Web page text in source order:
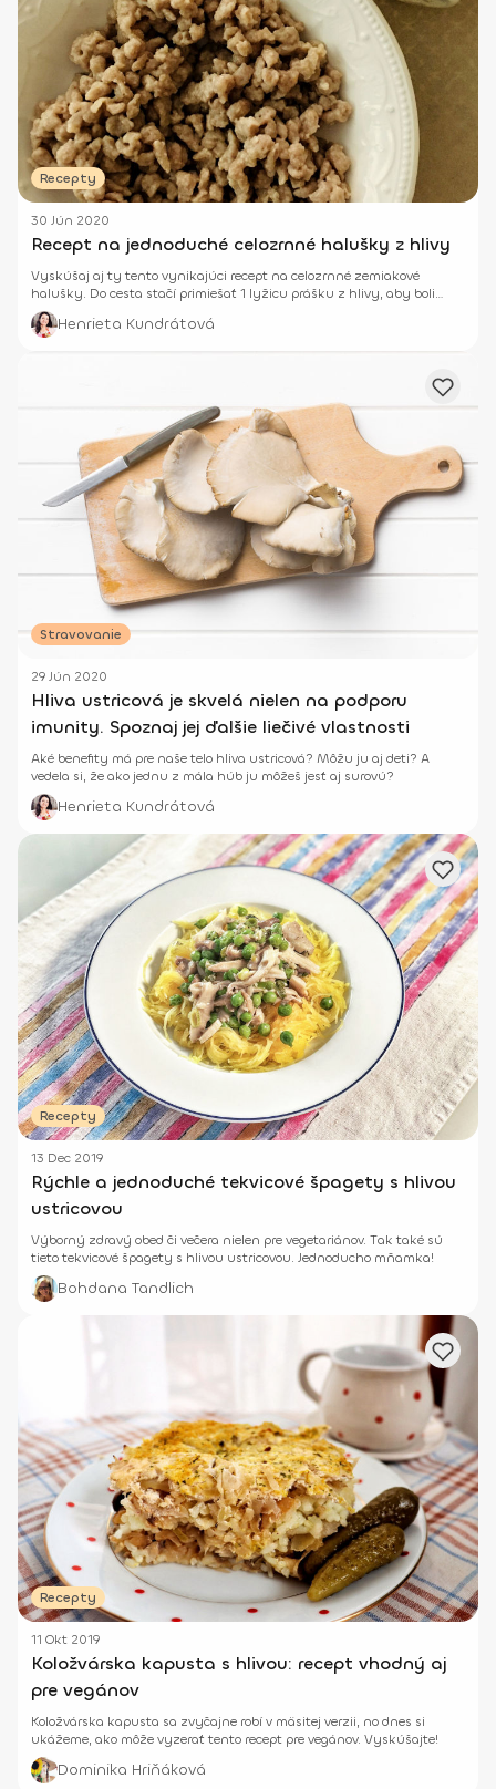
Recepty
30 Jún 2020
Recept na jednoduché celozrnné halušky z hlivy
Vyskúšaj aj ty tento vynikajúci recept na celozrnné zemiakové
halušky. Do cesta stačí primiešať 1 lyžicu prášku z hlivy, aby boli
výživnejšie.
Henrieta Kundrátová
Stravovanie
29 Jún 2020
Hliva ustricová je skvelá nielen na podporu
imunity. Spoznaj jej ďalšie liečivé vlastnosti
Aké benefity má pre naše telo hliva ustricová? Môžu ju aj deti? A
vedela si, že ako jednu z mála húb ju môžeš jesť aj surovú?
Henrieta Kundrátová
Recepty
13 Dec 2019
Rýchle a jednoduché tekvicové špagety s hlivou
ustricovou
Výborný zdravý obed či večera nielen pre vegetariánov. Tak také sú
tieto tekvicové špagety s hlivou ustricovou. Jednoducho mňamka!
Bohdana Tandlich
Recepty
11 Okt 2019
Koložvárska kapusta s hlivou: recept vhodný aj
pre vegánov
Koložvárska kapusta sa zvyčajne robí v mäsitej verzii, no dnes si
ukážeme, ako môže vyzerať tento recept pre vegánov. Vyskúšajte!
Dominika Hriňáková